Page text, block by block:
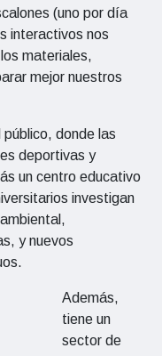
(uno por día
interactivos nos
materiales,
mejor nuestros
público, donde las
deportivas y
un centro educativo
investigan
y nuevos
Además,
tiene un
sector de